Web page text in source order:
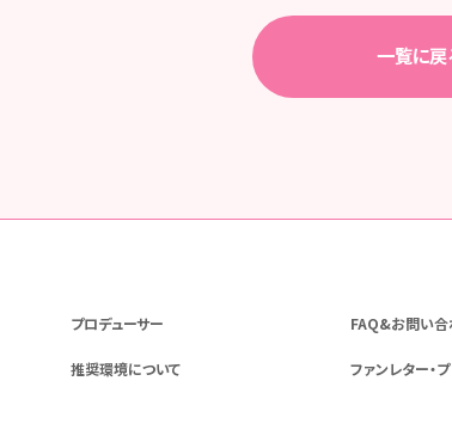
一覧に戻
プロデューサー FAQ&お問い合
推奨環境について ファンレター・